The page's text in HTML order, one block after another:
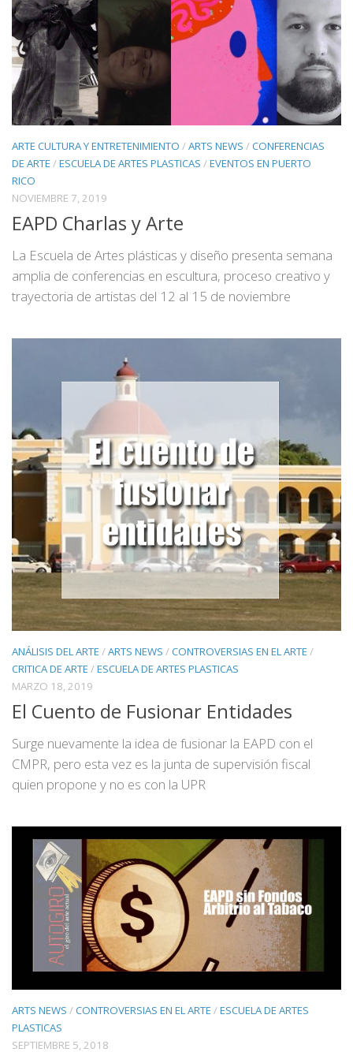
ARTE CULTURA Y ENTRETENIMIENTO /ARTS NEWS /CONFERENCIAS
DE ARTE /ESCUELA DE ARTES PLASTICAS /EVENTOS EN PUERTO
RICO
NOVIEMBRE 7, 2019
EAPD Charlas y Arte
La Escuela de Artes plásticas y diseño presenta semana
amplia de conferencias en escultura, proceso creativo y
trayectoria de artistas del 12 al 15 de noviembre
ANÁLISIS DEL ARTE /ARTS NEWS /CONTROVERSIAS EN EL ARTE /
CRITICA DE ARTE /ESCUELA DE ARTES PLASTICAS
MARZO 18, 2019
El Cuento de Fusionar Entidades
Surge nuevamente la idea de fusionar la EAPD con el
CMPR, pero esta vez es la junta de supervisión fiscal
quien propone y no es con la UPR
ARTS NEWS /CONTROVERSIAS EN EL ARTE /ESCUELA DE ARTES
PLASTICAS
SEPTIEMBRE 5, 2018